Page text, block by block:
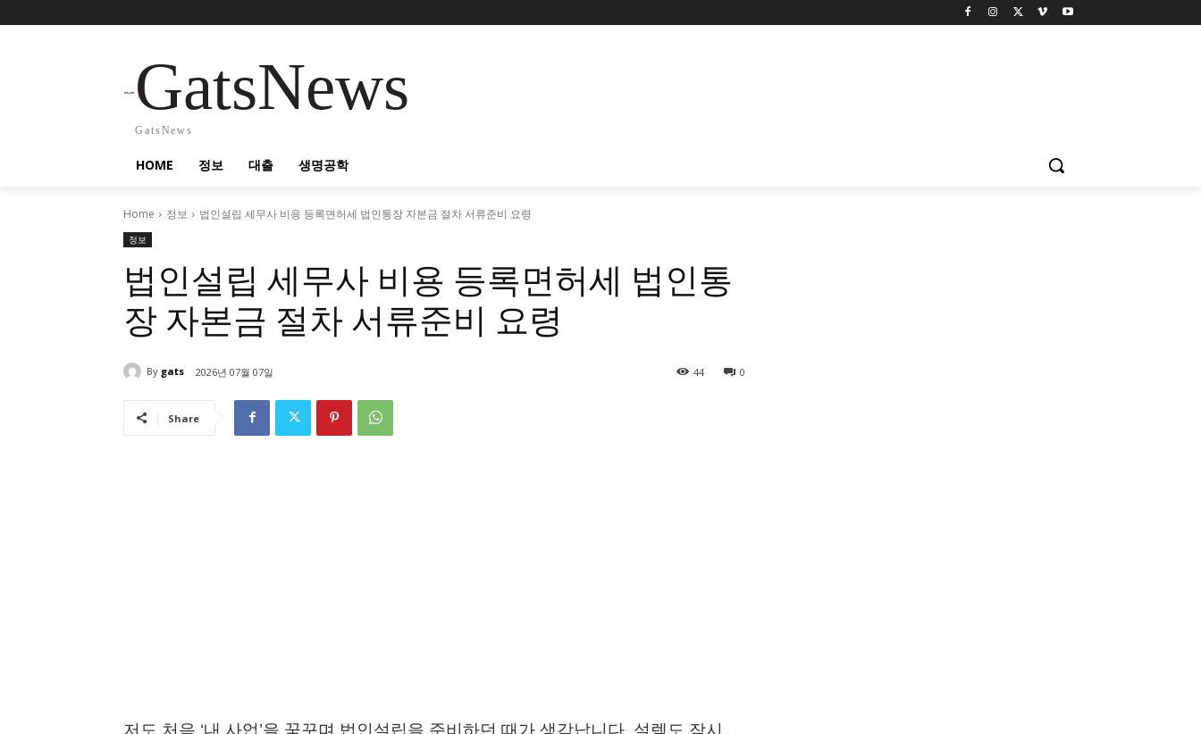
GatsNews
GatsNews
HOME 정보 대출 생명공학
Home 정보 법인설립 세무사 비용 등록면허세 법인통장 자본금 절차 서류준비 요령
정보
법인설립 세무사 비용 등록면허세 법인통
장 자본금 절차 서류준비 요령
By gats 2026년 07월 07일 0
44
Share
저도 처음 ‘내 사업’을 꿈꾸며 법인설립을 준비하던 때가 생각납니다. 설렘도 잠시,